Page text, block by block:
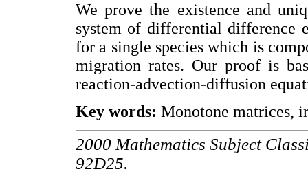
We prove the existence and
system of differential difference
for a single species which is
migration rates. Our proof is
reaction-advection-diffusion
Key words: Monotone matrices,
2000 Mathematics Subject
92D25.